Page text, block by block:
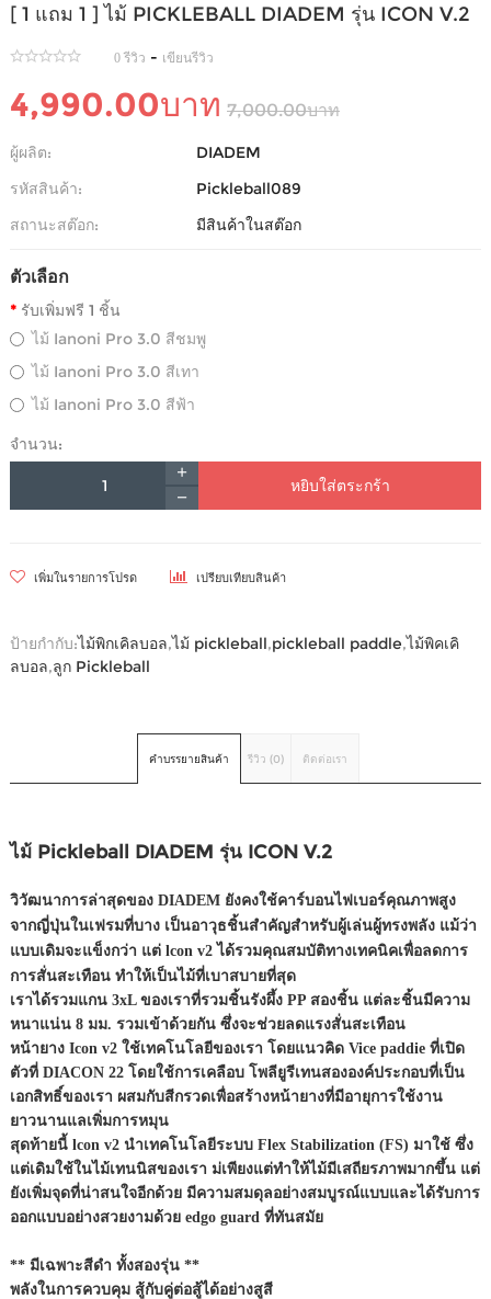
[ 1 แถม 1 ] ไม้ PICKLEBALL DIADEM รุ่น ICON V.2
0 รีวิว - เขียนรีวิว
4,990.00บาท 7,000.00บาท
ผู้ผลิต:
DIADEM
รหัสสินค้า:
Pickleball089
สถานะสต๊อก:
มีสินค้าในสต๊อก
ตัวเลือก
รับเพิ่มฟรี 1 ชิ้น
ไม้ Ianoni Pro 3.0 สีชมพู
ไม้ Ianoni Pro 3.0 สีเทา
ไม้ Ianoni Pro 3.0 สีฟ้า
จำนวน:
หยิบใส่ตระกร้า
เพิ่มในรายการโปรด เปรียบเทียบสินค้า
ป้ายกำกับ:ไม้พิกเคิลบอล,ไม้ pickleball,pickleball paddle,ไม้พิคเคิ
ลบอล,ลูก Pickleball
คำบรรยายสินค้า รีวิว (0) ติดต่อเรา
ไม้ Pickleball DIADEM รุ่น ICON V.2
วิวัฒนาการล่าสุดของ DIADEM ยังคงใช้คาร์บอนไฟเบอร์คุณภาพสูง
จากญี่ปุ่นในเฟรมที่บาง เป็นอาวุธชิ้นสำคัญสำหรับผู้เล่นผู้ทรงพลัง แม้ว่า
แบบเดิมจะแข็งกว่า แต่ lcon v2 ได้รวมคุณสมบัติทางเทคนิคเพื่อลดการ
การสั่นสะเทือน ทำให้เป็นไม้ที่เบาสบายที่สุด
เราได้รวมแกน 3xL ของเราที่รวมชิ้นรังผึ้ง PP สองชิ้น แต่ละชิ้นมีความ
หนาแน่น 8 มม. รวมเข้าด้วยกัน ซึ่งจะช่วยลดแรงสั่นสะเทือน
หน้ายาง Icon v2 ใช้เทคโนโลยีของเรา โดยแนวคิด Vice paddie ที่เปิด
ตัวที่ DIACON 22 โดยใช้การเคลือบ โพลียูรีเทนสององค์ประกอบที่เป็น
เอกสิทธิ์ของเรา ผสมกับสีกรวดเพื่อสร้างหน้ายางที่มีอายุการใช้งาน
ยาวนานแลเพิ่มการหมุน
สุดท้ายนี้ lcon v2 นำเทคโนโลยีระบบ Flex Stabilization (FS) มาใช้ ซึ่ง
แต่เดิมใช้ในไม้เทนนิสของเรา ม่เพียงแต่ทำให้ไม้มีเสถียรภาพมากขึ้น แต่
ยังเพิ่มจุดที่น่าสนใจอีกด้วย มีความสมดุลอย่างสมบูรณ์แบบและได้รับการ
ออกแบบอย่างสวยงามด้วย edgo guard ที่ทันสมัย
** มีเฉพาะสีดำ ทั้งสองรุ่น **
พลังในการควบคุม สู้กับคู่ต่อสู้ได้อย่างสูสี